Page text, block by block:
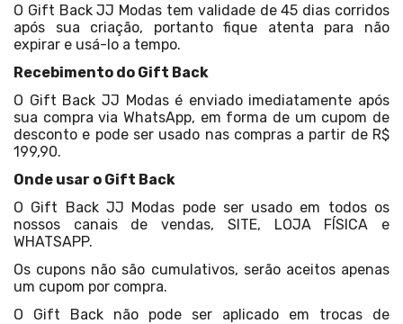
O Gift Back JJ Modas tem validade de 45 dias corridos
após sua criação, portanto fique atenta para não
expirar e usá-lo a tempo.
Recebimento do Gift Back
O Gift Back JJ Modas é enviado imediatamente após
sua compra via WhatsApp, em forma de um cupom de
desconto e pode ser usado nas compras a partir de R$
199,90.
Onde usar o Gift Back
O Gift Back JJ Modas pode ser usado em todos os
nossos canais de vendas, SITE, LOJA FÍSICA e
WHATSAPP.
Os cupons não são cumulativos, serão aceitos apenas
um cupom por compra.
O Gift Back não pode ser aplicado em trocas de